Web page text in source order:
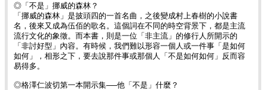
◎「不是」挪威的森林？
「挪威的森林」是披頭四的一首名曲，之後變成村上春樹的小說書
名，後來又成為伍佰的歌名。這個詞在不同的時空背景下，都是主流
流行文化的象徵。而本書，則是一位「非主流」的修行人所開示的
「非討好型」內容。有時候，我們難以形容一個人或一件事「是如何
如何」，相形之下，要去說那件事或那個人「不是如何如何」反而容
易得多。
◎格澤仁波切第一本開示集──他「不是」什麼？